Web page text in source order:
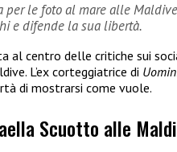
per le foto al mare alle
e difende la sua libertà.
al centro delle critiche sui
L’ex corteggiatrice di
di mostrarsi come vuole.
Scuotto alle